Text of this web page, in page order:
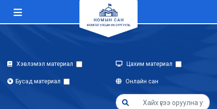
Хэвлэмэл материал Цахим материал
Бусад материал Онлайн сан